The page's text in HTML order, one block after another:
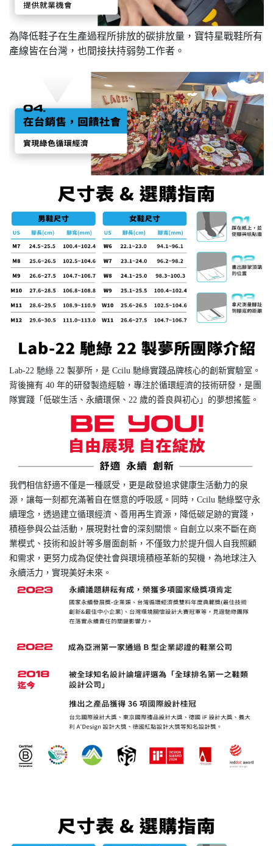
為降低鞋子在生產過程所排放的碳排放量，寶特星戰鞋所有
產線皆在台灣，也間接扶持弱勢工作者。
Lab-22 馳綠 22 製夢所，是 Ccilu 馳綠實踐品牌核心的創新實驗室。
背後擁有 40 年的研發製造經驗，專注於循環經濟的技術研發，是團
隊實踐「低碳生活、永續環保、22 歲的善良與初心」的夢想搖籃。
我們相信舒適不僅是一種感受，更是啟發追求健康生活動力的泉
源，讓每一刻都充滿著自在愜意的呼吸感。同時，Ccilu 馳綠堅守永
續理念，透過建立循環經濟、善用再生資源，降低碳足跡的實踐，
積極參與公益活動，展現對社會的深刻關懷。自創立以來不斷在商
業模式、技術和設計等多層面創新，不僅致力於提升個人自我照顧
和需求，更努力成為促使社會與環境積極革新的契機，為地球注入
永續活力，實現美好未來。